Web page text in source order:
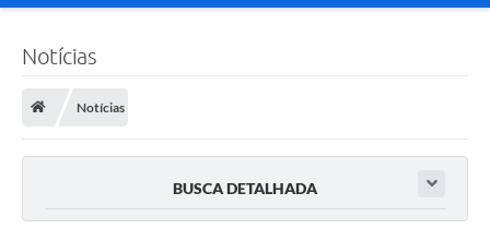
Notícias
Notícias
BUSCA DETALHADA